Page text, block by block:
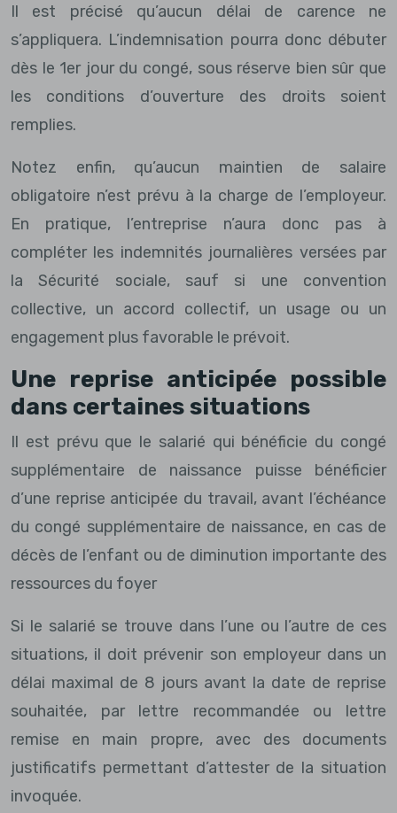
Il est précisé qu’aucun délai de carence ne
s’appliquera. L’indemnisation pourra donc débuter
dès le 1er jour du congé, sous réserve bien sûr que
les conditions d’ouverture des droits soient
remplies.
Notez enfin, qu’aucun maintien de salaire
obligatoire n’est prévu à la charge de l’employeur.
En pratique, l’entreprise n’aura donc pas à
compléter les indemnités journalières versées par
la Sécurité sociale, sauf si une convention
collective, un accord collectif, un usage ou un
engagement plus favorable le prévoit.
Une reprise anticipée possible
dans certaines situations
Il est prévu que le salarié qui bénéficie du congé
supplémentaire de naissance puisse bénéficier
d’une reprise anticipée du travail, avant l’échéance
du congé supplémentaire de naissance, en cas de
décès de l’enfant ou de diminution importante des
ressources du foyer
Si le salarié se trouve dans l’une ou l’autre de ces
situations, il doit prévenir son employeur dans un
délai maximal de 8 jours avant la date de reprise
souhaitée, par lettre recommandée ou lettre
remise en main propre, avec des documents
justificatifs permettant d’attester de la situation
invoquée.